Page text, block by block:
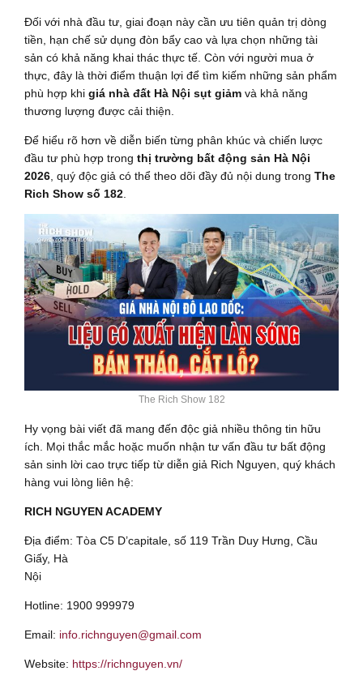
Đối với nhà đầu tư, giai đoạn này cần ưu tiên quản trị dòng
tiền, hạn chế sử dụng đòn bẩy cao và lựa chọn những tài
sản có khả năng khai thác thực tế. Còn với người mua ở
thực, đây là thời điểm thuận lợi để tìm kiếm những sản phẩm
phù hợp khi giá nhà đất Hà Nội sụt giảm và khả năng
thương lượng được cải thiện.
Để hiểu rõ hơn về diễn biến từng phân khúc và chiến lược
đầu tư phù hợp trong thị trường bất động sản Hà Nội
2026 , quý độc giả có thể theo dõi đầy đủ nội dung trong The
Rich Show số 182
The Rich Show 182
Hy vọng bài viết đã mang đến độc giả nhiều thông tin hữu
ích. Mọi thắc mắc hoặc muốn nhận tư vấn đầu tư bất động
sản sinh lời cao trực tiếp từ diễn giả Rich Nguyen, quý khách
hàng vui lòng liên hệ:
RICH NGUYEN ACADEMY
Địa điểm: Tòa C5 D’capitale, số 119 Trần Duy Hưng, Cầu
Giấy, Hà
Nội
Hotline: 1900 999979
Email: info.richnguyen@gmail.com
Website: https://richnguyen.vn/